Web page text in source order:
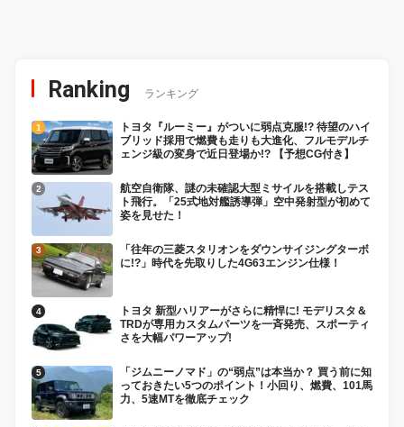
Ranking ランキング
トヨタ『ルーミー』がついに弱点克服!? 待望のハイ
ブリッド採用で燃費も走りも大進化、フルモデルチ
ェンジ級の変身で近日登場か!? 【予想CG付き】
航空自衛隊、謎の未確認大型ミサイルを搭載しテス
ト飛行。「25式地対艦誘導弾」空中発射型が初めて
姿を見せた！
「往年の三菱スタリオンをダウンサイジングターボ
に!?」時代を先取りした4G63エンジン仕様！
トヨタ 新型ハリアーがさらに精悍に! モデリスタ＆
TRDが専用カスタムパーツを一斉発売、スポーティ
さを大幅パワーアップ!
「ジムニーノマド」の“弱点”は本当か？ 買う前に知
っておきたい5つのポイント！小回り、燃費、101馬
力、5速MTを徹底チェック